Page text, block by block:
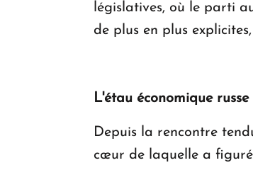
législatives, où le parti
de plus en plus
L'étau économique russe
Depuis la rencontre
cœur de laquelle a figuré